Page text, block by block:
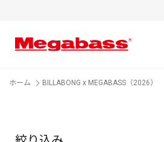
ホーム BILLABONG x MEGABASS（2026）